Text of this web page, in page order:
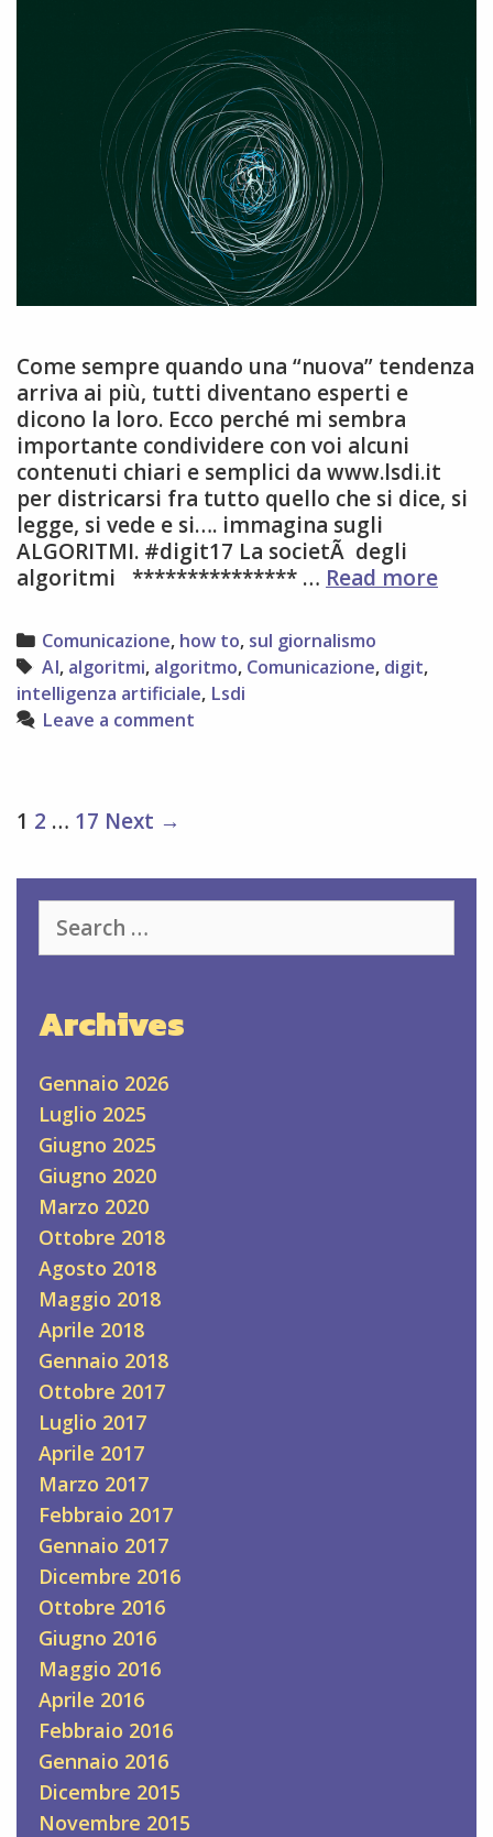
Come sempre quando una “nuova” tendenza
arriva ai più, tutti diventano esperti e
dicono la loro. Ecco perché mi sembra
importante condividere con voi alcuni
contenuti chiari e semplici da www.lsdi.it
per districarsi fra tutto quello che si dice, si
legge, si vede e si…. immagina sugli
ALGORITMI. #digit17 La societÃ degli
algoritmi *************** … Read more
Categories
Comunicazione, how to, sul giornalismo
Tags
AI, algoritmi, algoritmo, Comunicazione, digit,
intelligenza artificiale, Lsdi
Leave a comment
Post
1 2 … 17 Next →
for:
Archives
Gennaio 2026
Luglio 2025
Giugno 2025
Giugno 2020
Marzo 2020
Ottobre 2018
Agosto 2018
Maggio 2018
Aprile 2018
Gennaio 2018
Ottobre 2017
Luglio 2017
Aprile 2017
Marzo 2017
Febbraio 2017
Gennaio 2017
Dicembre 2016
Ottobre 2016
Giugno 2016
Maggio 2016
Aprile 2016
Febbraio 2016
Gennaio 2016
Dicembre 2015
Novembre 2015